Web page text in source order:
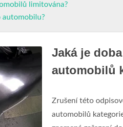
limitována?
automobilu?
Jaká je
automobilů
Zrušení této
automobilů